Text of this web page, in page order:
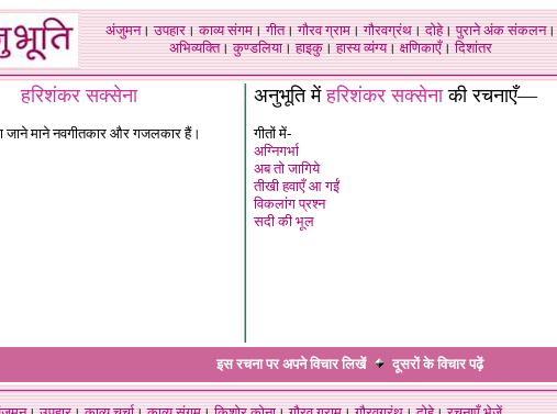
अंजुमन।उपहार।काव्य संगम।गीत।गौरव ग्राम।गौरवग्रंथ।दोहे।पुराने अंक संकलन।
अभिव्यक्ति।कुण्डलिया।हाइकु।हास्य व्यंग्य।क्षणिकाएँ।दिशांतर
हरिशंकर सक्सेना
जाने माने नवगीतकार और गजलकार हैं।
अनुभूति मेंहरिशंकर सक्सेना की रचनाएँ—
गीतों में-
अग्निगर्भा
अब तो जागिये
तीखी हवाएँ आ गईं
विकलांग प्रश्न
सदी की भूल
इस रचना पर अपने विचार लिखें दूसरों के विचारपढ़ें